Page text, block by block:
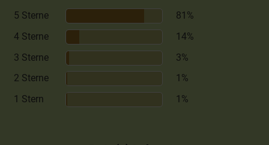
5 Sterne
81%
4 Sterne
14%
3 Sterne
3%
2 Sterne
1%
1 Stern
1%